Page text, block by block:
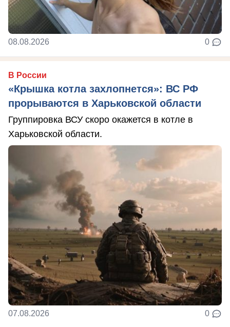
08.08.2026 0
В России
«Крышка котла захлопнется»: ВС РФ
прорываются в Харьковской области
Группировка ВСУ скоро окажется в котле в
Харьковской области.
07.08.2026 0